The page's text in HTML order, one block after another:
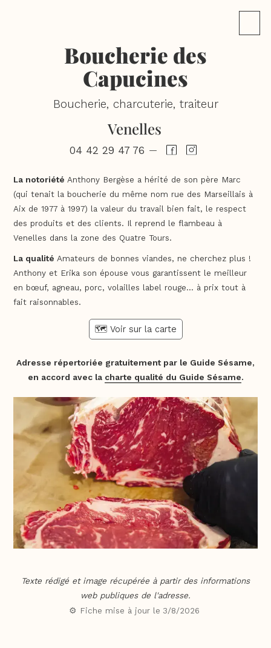
Boucherie des
Capucines
Boucherie, charcuterie, traiteur
Venelles
04 42 29 47 76 —
La notoriété Anthony Bergèse a hérité de son père Marc
(qui tenait la boucherie du même nom rue des Marseillais à
Aix de 1977 à 1997) la valeur du travail bien fait, le respect
des produits et des clients. Il reprend le flambeau à
Venelles dans la zone des Quatre Tours.
La qualité Amateurs de bonnes viandes, ne cherchez plus !
Anthony et Erika son épouse vous garantissent le meilleur
en bœuf, agneau, porc, volailles label rouge… à prix tout à
fait raisonnables.
🗺️ Voir sur la carte
Adresse répertoriée gratuitement par le Guide Sésame,
en accord avec la charte qualité du Guide Sésame.
Texte rédigé et image récupérée à partir des informations
web publiques de l'adresse.
⚙️ Fiche mise à jour le 3/8/2026